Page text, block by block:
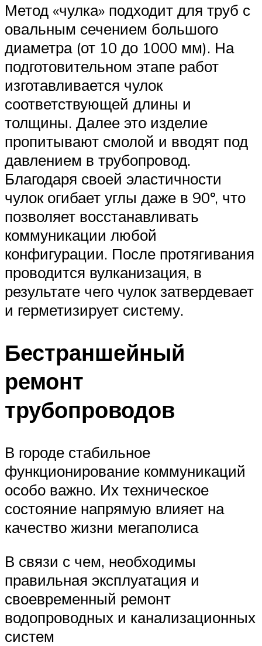
Метод «чулка» подходит для труб с
овальным сечением большого
диаметра (от 10 до 1000 мм). На
подготовительном этапе работ
изготавливается чулок
соответствующей длины и
толщины. Далее это изделие
пропитывают смолой и вводят под
давлением в трубопровод.
Благодаря своей эластичности
чулок огибает углы даже в 90º, что
позволяет восстанавливать
коммуникации любой
конфигурации. После протягивания
проводится вулканизация, в
результате чего чулок затвердевает
и герметизирует систему.
Бестраншейный
ремонт
трубопроводов
В городе стабильное
функционирование коммуникаций
особо важно. Их техническое
состояние напрямую влияет на
качество жизни мегаполиса
В связи с чем, необходимы
правильная эксплуатация и
своевременный ремонт
водопроводных и канализационных
систем